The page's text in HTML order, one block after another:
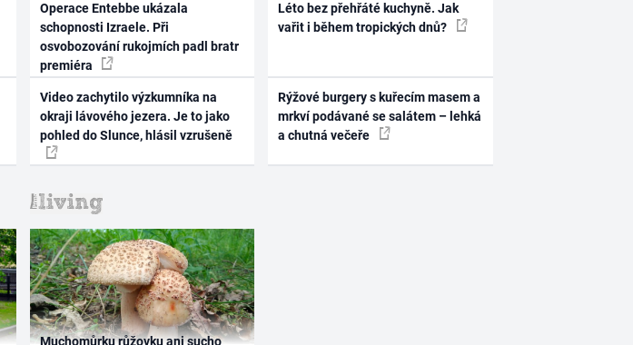
Operace Entebbe ukázala
schopnosti Izraele. Při
osvobozování rukojmích padl bratr
premiéra
Video zachytilo výzkumníka na
okraji lávového jezera. Je to jako
pohled do Slunce, hlásil vzrušeně
Léto bez přehřáté kuchyně. Jak
vařit i během tropických dnů?
Rýžové burgery s kuřecím masem a
mrkví podávané se salátem – lehká
a chutná večeře
Muchomůrku růžovku ani sucho